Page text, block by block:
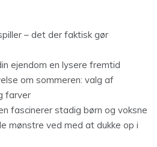
– det der faktisk gør
ejendom en lysere fremtid
om sommeren: valg af
farver
fascinerer stadig børn og voksne
mønstre ved med at dukke op i